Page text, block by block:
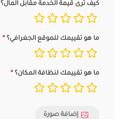
كيف ترى قيمة الخدمة مقابل المال؟
ما هو تقييمك للموقع الجغرافي؟
ما هو تقييمك لنظافة المكان؟
إضافة صورة